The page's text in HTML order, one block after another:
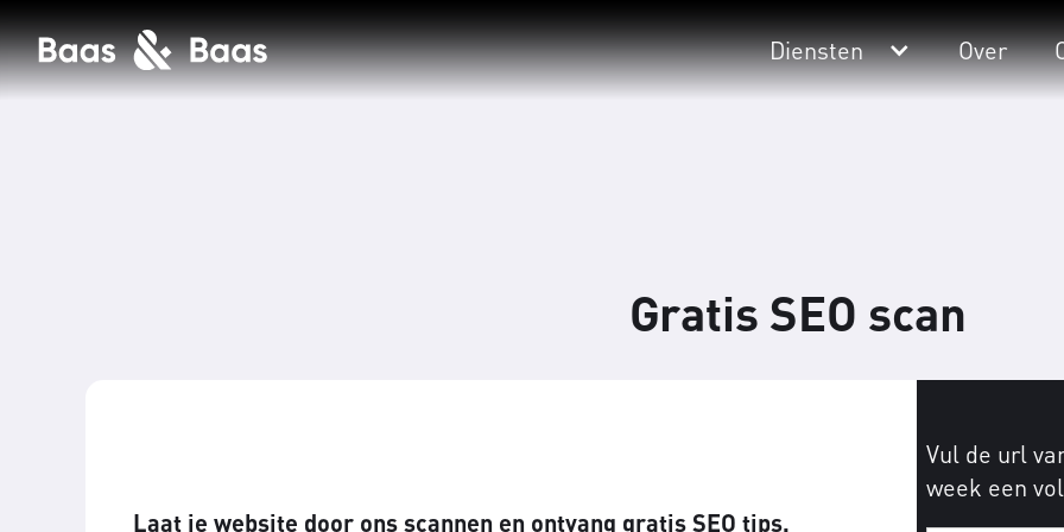
Diensten Over
Gratis SEO scan
Laat je website door ons scannen en ontvang gratis SEO tips.
Vul de url
week een